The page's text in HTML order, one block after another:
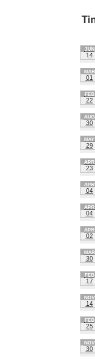
JUN
14
MAR
01
FEB
22
AUG
30
MAY
29
APR
23
APR
04
APR
04
APR
02
MAR
30
FEB
17
NOV
14
FEB
25
NOV
30